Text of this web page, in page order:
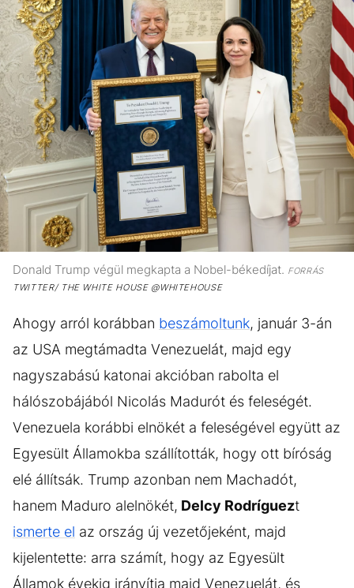
Donald Trump végül megkapta a Nobel-békedíjat. FORRÁS
TWITTER/ THE WHITE HOUSE @WHITEHOUSE
Ahogy arról korábban beszámoltunk, január 3-án
az USA megtámadta Venezuelát, majd egy
nagyszabású katonai akcióban rabolta el
hálószobájából Nicolás Madurót és feleségét.
Venezuela korábbi elnökét a feleségével együtt az
Egyesült Államokba szállították, hogy ott bíróság
elé állítsák. Trump azonban nem Machadót,
hanem Maduro alelnökét, Delcy Rodríguezt
ismerte el az ország új vezetőjeként, majd
kijelentette: arra számít, hogy az Egyesült
Államok évekig irányítja majd Venezuelát, és